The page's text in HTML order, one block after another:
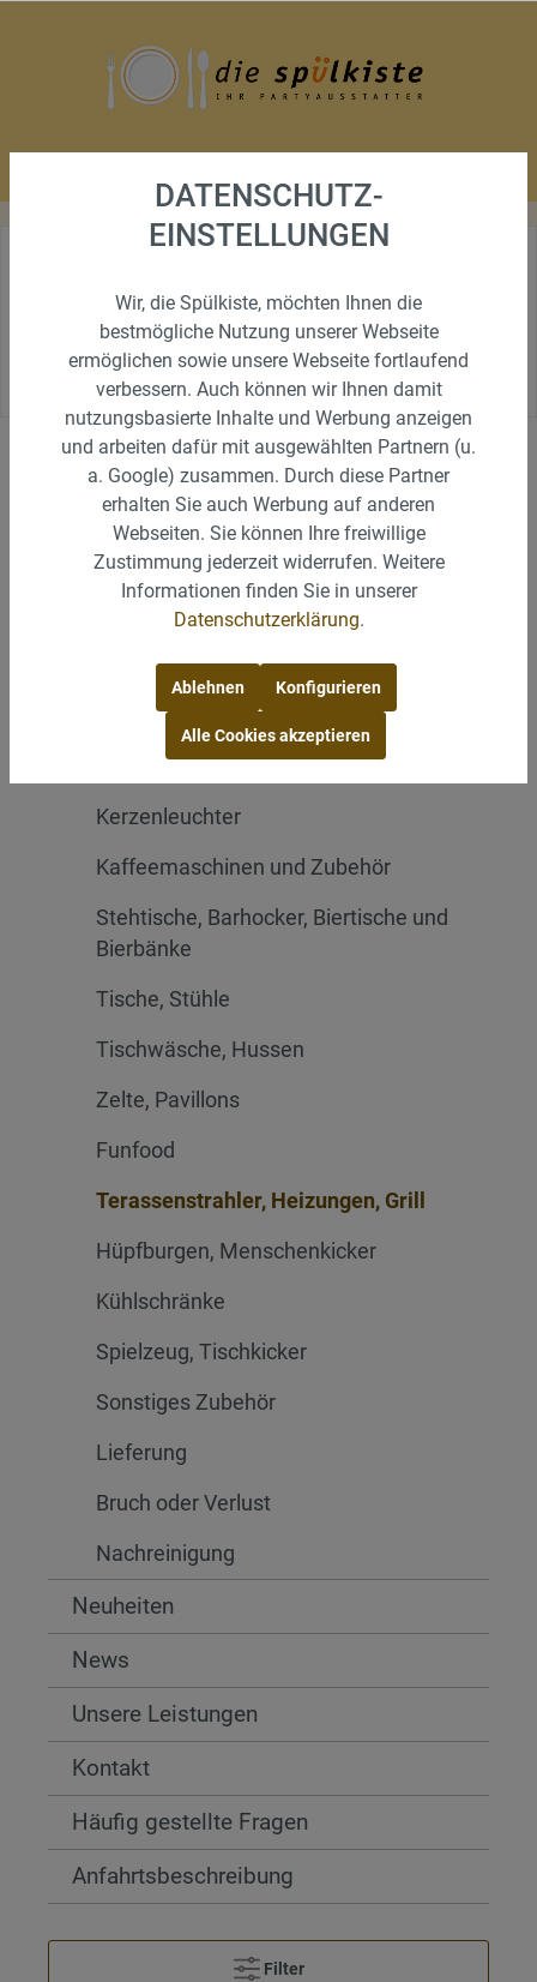
TERASSENSTRAHLER,
HEIZUNGEN, GRILL
Sortiment
Geschirr
Besteck
Glasartikel
Buffetzubehör
Vorleger
Kerzenleuchter
Kaffeemaschinen und Zubehör
Stehtische, Barhocker, Biertische und
Bierbänke
Tische, Stühle
Tischwäsche, Hussen
Zelte, Pavillons
Funfood
Terassenstrahler, Heizungen, Grill
Hüpfburgen, Menschenkicker
Kühlschränke
Spielzeug, Tischkicker
Sonstiges Zubehör
Lieferung
Bruch oder Verlust
Nachreinigung
Neuheiten
News
Unsere Leistungen
Kontakt
Häufig gestellte Fragen
Anfahrtsbeschreibung
Filter
DATENSCHUTZ-
EINSTELLUNGEN
Wir, die Spülkiste, möchten Ihnen die
bestmögliche Nutzung unserer Webseite
ermöglichen sowie unsere Webseite fortlaufend
verbessern. Auch können wir Ihnen damit
nutzungsbasierte Inhalte und Werbung anzeigen
und arbeiten dafür mit ausgewählten Partnern (u.
a. Google) zusammen. Durch diese Partner
erhalten Sie auch Werbung auf anderen
Webseiten. Sie können Ihre freiwillige
Zustimmung jederzeit widerrufen. Weitere
Informationen finden Sie in unserer
Datenschutzerklärung.
Ablehnen Konfigurieren
Alle Cookies akzeptieren